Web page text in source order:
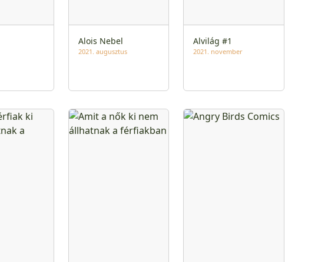
Alois Nebel
2021. augusztus
Alvilág #1
2021. november